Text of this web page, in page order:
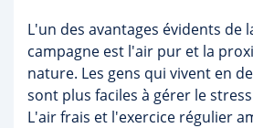
L'un des avantages évidents de
campagne est l'air pur et la
nature. Les gens qui vivent en
sont plus faciles à gérer le
L'air frais et l'exercice régulier